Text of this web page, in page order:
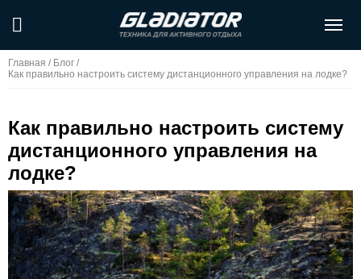
Главная / Блог /
Как правильно настроить систему дистанционного управления на лодке?
Как правильно настроить систему
дистанционного управления на
лодке?